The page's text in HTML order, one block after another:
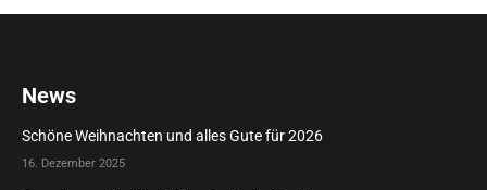
News
Schöne Weihnachten und alles Gute für 2026
16. Dezember 2025